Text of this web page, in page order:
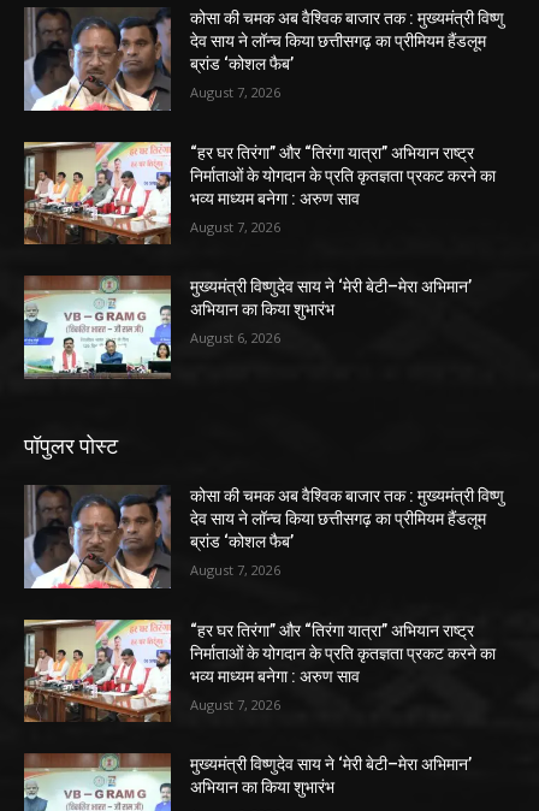
कोसा की चमक अब वैश्विक बाजार तक : मुख्यमंत्री विष्णु
देव साय ने लॉन्च किया छत्तीसगढ़ का प्रीमियम हैंडलूम
ब्रांड ‘कोशल फैब’
August 7, 2026
“हर घर तिरंगा” और “तिरंगा यात्रा” अभियान राष्ट्र
निर्माताओं के योगदान के प्रति कृतज्ञता प्रकट करने का
भव्य माध्यम बनेगा : अरुण साव
August 7, 2026
मुख्यमंत्री विष्णुदेव साय ने ‘मेरी बेटी–मेरा अभिमान’
अभियान का किया शुभारंभ
August 6, 2026
पॉपुलर पोस्ट
कोसा की चमक अब वैश्विक बाजार तक : मुख्यमंत्री विष्णु
देव साय ने लॉन्च किया छत्तीसगढ़ का प्रीमियम हैंडलूम
ब्रांड ‘कोशल फैब’
August 7, 2026
“हर घर तिरंगा” और “तिरंगा यात्रा” अभियान राष्ट्र
निर्माताओं के योगदान के प्रति कृतज्ञता प्रकट करने का
भव्य माध्यम बनेगा : अरुण साव
August 7, 2026
मुख्यमंत्री विष्णुदेव साय ने ‘मेरी बेटी–मेरा अभिमान’
अभियान का किया शुभारंभ